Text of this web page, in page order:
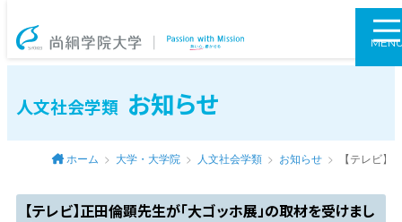
尚絅学院大学
人文社会学類 お知らせ
ホーム 大学・大学院 人文社会学類 お知らせ 【テレビ】
【テレビ】正田倫顕先生が「大ゴッホ展」の取材を受けまし